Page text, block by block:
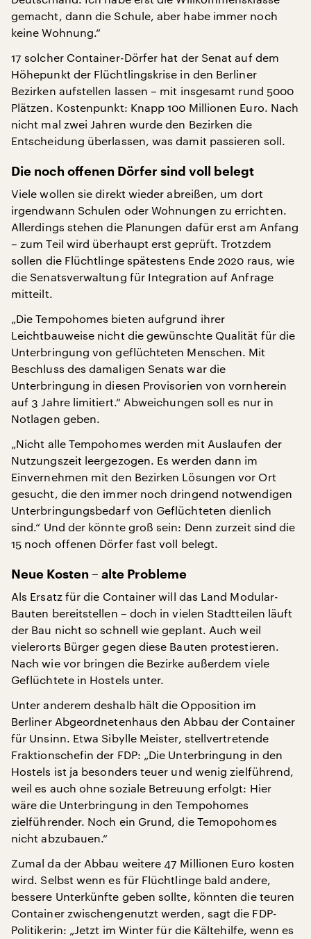
gemacht, dann die Schule, aber habe immer noch
keine Wohnung.“
17 solcher Container-Dörfer hat der Senat auf dem
Höhepunkt der Flüchtlingskrise in den Berliner
Bezirken aufstellen lassen – mit insgesamt rund 5000
Plätzen. Kostenpunkt: Knapp 100 Millionen Euro. Nach
nicht mal zwei Jahren wurde den Bezirken die
Entscheidung überlassen, was damit passieren soll.
Die noch offenen Dörfer sind voll belegt
Viele wollen sie direkt wieder abreißen, um dort
irgendwann Schulen oder Wohnungen zu errichten.
Allerdings stehen die Planungen dafür erst am Anfang
– zum Teil wird überhaupt erst geprüft. Trotzdem
sollen die Flüchtlinge spätestens Ende 2020 raus, wie
die Senatsverwaltung für Integration auf Anfrage
mitteilt.
„Die Tempohomes bieten aufgrund ihrer
Leichtbauweise nicht die gewünschte Qualität für die
Unterbringung von geflüchteten Menschen. Mit
Beschluss des damaligen Senats war die
Unterbringung in diesen Provisorien von vornherein
auf 3 Jahre limitiert.“ Abweichungen soll es nur in
Notlagen geben.
„Nicht alle Tempohomes werden mit Auslaufen der
Nutzungszeit leergezogen. Es werden dann im
Einvernehmen mit den Bezirken Lösungen vor Ort
gesucht, die den immer noch dringend notwendigen
Unterbringungsbedarf von Geflüchteten dienlich
sind.“ Und der könnte groß sein: Denn zurzeit sind die
15 noch offenen Dörfer fast voll belegt.
Neue Kosten – alte Probleme
Als Ersatz für die Container will das Land Modular-
Bauten bereitstellen – doch in vielen Stadtteilen läuft
der Bau nicht so schnell wie geplant. Auch weil
vielerorts Bürger gegen diese Bauten protestieren.
Nach wie vor bringen die Bezirke außerdem viele
Geflüchtete in Hostels unter.
Unter anderem deshalb hält die Opposition im
Berliner Abgeordnetenhaus den Abbau der Container
für Unsinn. Etwa Sibylle Meister, stellvertretende
Fraktionschefin der FDP: „Die Unterbringung in den
Hostels ist ja besonders teuer und wenig zielführend,
weil es auch ohne soziale Betreuung erfolgt: Hier
wäre die Unterbringung in den Tempohomes
zielführender. Noch ein Grund, die Temopohomes
nicht abzubauen.“
Zumal da der Abbau weitere 47 Millionen Euro kosten
wird. Selbst wenn es für Flüchtlinge bald andere,
bessere Unterkünfte geben sollte, könnten die teuren
Container zwischengenutzt werden, sagt die FDP-
Politikerin: „Jetzt im Winter für die Kältehilfe, wenn es